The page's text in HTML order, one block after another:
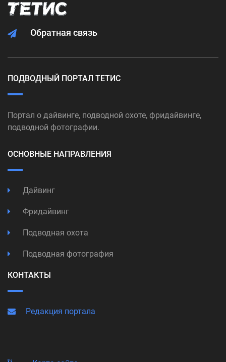
Обратная связь
ПОДВОДНЫЙ ПОРТАЛ ТЕТИС
Портал о дайвинге, подводной охоте, фридайвинге,
подводной фотографии.
ОСНОВНЫЕ НАПРАВЛЕНИЯ
Дайвинг
Фридайвинг
Подводная охота
Подводная фотография
КОНТАКТЫ
Редакция портала